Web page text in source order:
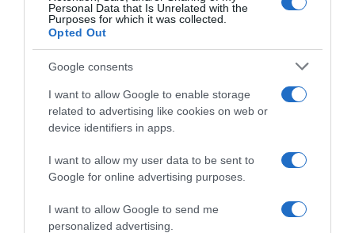
Personal Data that Is Unrelated with the
Purposes for which it was collected.
Opted Out
Google consents
I want to allow Google to enable storage
related to advertising like cookies on web or
device identifiers in apps.
I want to allow my user data to be sent to
Google for online advertising purposes.
I want to allow Google to send me
personalized advertising.
Είναι γεγονός ο Τζιμπρίλ Σισέ επιστρέφει
Παναθηναϊκό